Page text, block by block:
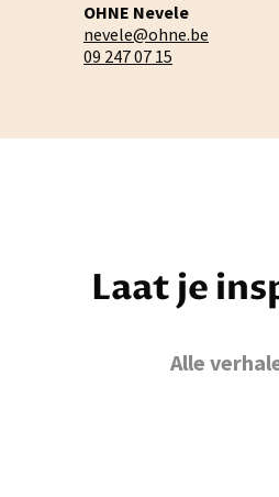
OHNE Nevele
nevele@ohne.be
09 247 07 15
Laat je
Alle